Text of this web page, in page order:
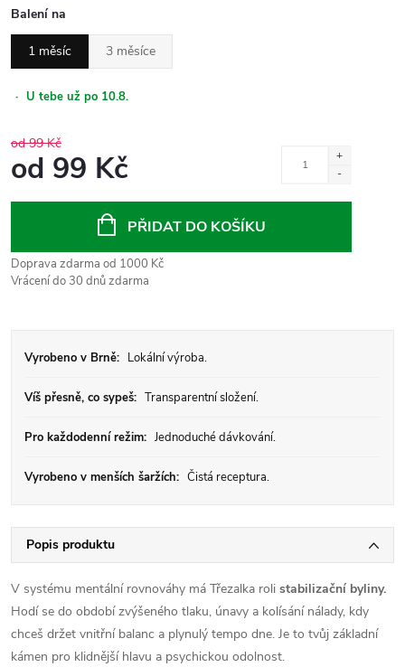
Balení na
1 měsíc 3 měsíce
· U tebe už po 10.8.
od 99 Kč
od 99 Kč
PŘIDAT DO KOŠÍKU
Doprava zdarma od 1000 Kč
Vrácení do 30 dnů zdarma
Vyrobeno v Brně: Lokální výroba.
Víš přesně, co sypeš: Transparentní složení.
Pro každodenní režim: Jednoduché dávkování.
Vyrobeno v menších šaržích: Čistá receptura.
Popis produktu
V systému mentální rovnováhy má Třezalka roli stabilizační byliny.
Hodí se do období zvýšeného tlaku, únavy a kolísání nálady, kdy
chceš držet vnitřní balanc a plynulý tempo dne. Je to tvůj základní
kámen pro klidnější hlavu a psychickou odolnost.